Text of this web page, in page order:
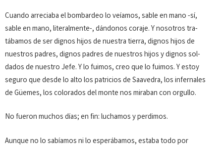
Cuando arreciaba el bombardeo lo veíamos, sable en mano -sí,
sable en mano, literalmente-, dándonos co­raje. Y nosotros tra­
tábamos de ser dignos hijos de nuestra tie­rra, dignos hijos de
nuestros padres, dignos padres de nues­tros hijos y dignos sol­
dados de nuestro Jefe. Y lo fuimos, creo que lo fuimos. Y estoy
seguro que desde lo alto los patricios de Saavedra, los infernales
de Güemes, los colorados del monte nos miraban con orgullo.
No fueron muchos días; en fin: luchamos y perdimos.
Aunque no lo sabíamos ni lo esperábamos, estaba todo por